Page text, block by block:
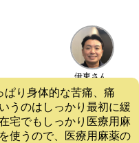
伊東さん
ぱり身体的な苦痛、痛
うのはしっかり最初に緩
宅でもしっかり医療用麻
使うので、医療用麻薬の